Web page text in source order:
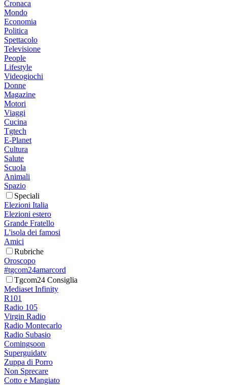
Cronaca
Mondo
Economia
Politica
Spettacolo
Televisione
People
Lifestyle
Videogiochi
Donne
Magazine
Motori
Viaggi
Cucina
Tgtech
E-Planet
Cultura
Salute
Scuola
Animali
Spazio
Speciali
Elezioni Italia
Elezioni estero
Grande Fratello
L'isola dei famosi
Amici
Rubriche
Oroscopo
#tgcom24amarcord
Tgcom24 Consiglia
Mediaset Infinity
R101
Radio 105
Virgin Radio
Radio Montecarlo
Radio Subasio
Comingsoon
Superguidatv
Zuppa di Porro
Non Sprecare
Cotto e Mangiato